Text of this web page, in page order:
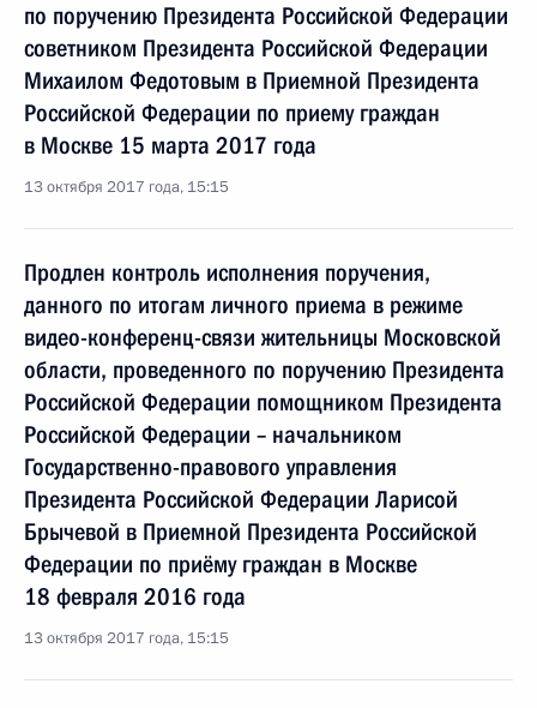
по поручению Президента Российской Федерации
советником Президента Российской Федерации
Михаилом Федотовым в Приемной Президента
Российской Федерации по приему граждан
в Москве 15 марта 2017 года
13 октября 2017 года, 15:15
Продлен контроль исполнения поручения,
данного по итогам личного приема в режиме
видео-конференц-связи жительницы Московской
области, проведенного по поручению Президента
Российской Федерации помощником Президента
Российской Федерации – начальником
Государственно-правового управления
Президента Российской Федерации Ларисой
Брычевой в Приемной Президента Российской
Федерации по приёму граждан в Москве
18 февраля 2016 года
13 октября 2017 года, 15:15